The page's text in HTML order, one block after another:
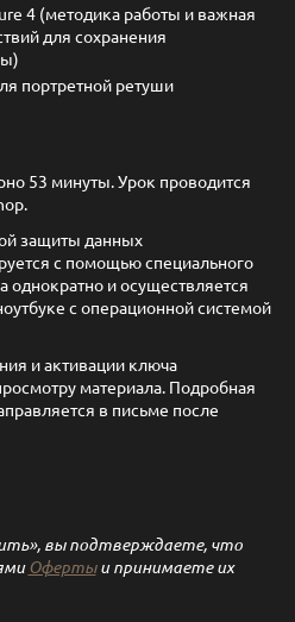
4 (методика работы и важная
для сохранения
портретной ретуши
53 минуты. Урок проводится
защиты данных
с помощью специального
и осуществляется
с операционной системой
и активации ключа
материала. Подробная
в письме после
вы подтверждаете, что
Офертыи принимаете их